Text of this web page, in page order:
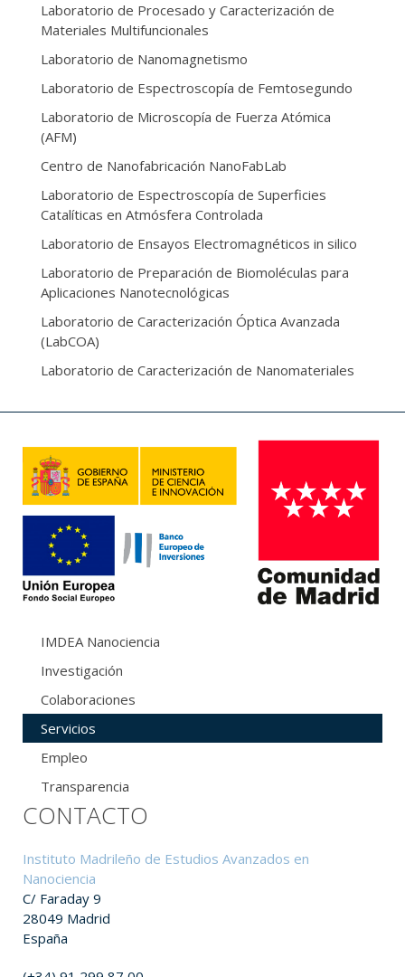
Laboratorio de Procesado y Caracterización de
Materiales Multifuncionales
Laboratorio de Nanomagnetismo
Laboratorio de Espectroscopía de Femtosegundo
Laboratorio de Microscopía de Fuerza Atómica
(AFM)
Centro de Nanofabricación NanoFabLab
Laboratorio de Espectroscopía de Superficies
Catalíticas en Atmósfera Controlada
Laboratorio de Ensayos Electromagnéticos in silico
Laboratorio de Preparación de Biomoléculas para
Aplicaciones Nanotecnológicas
Laboratorio de Caracterización Óptica Avanzada
(LabCOA)
Laboratorio de Caracterización de Nanomateriales
IMDEA Nanociencia
Investigación
Colaboraciones
Servicios
Empleo
Transparencia
CONTACTO
Instituto Madrileño de Estudios Avanzados en
Nanociencia
C/ Faraday 9
28049 Madrid
España